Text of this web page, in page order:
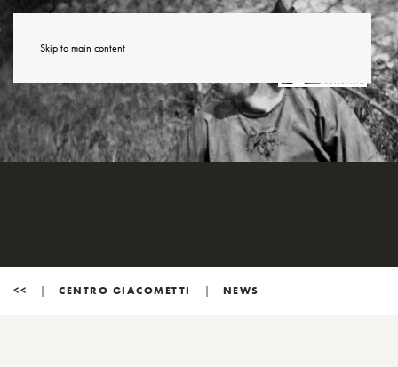
Skip to main content
<< CENTRO GIACOMETTI NEWS